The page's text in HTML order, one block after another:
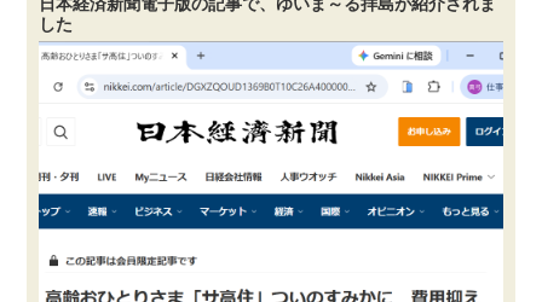
日本経済新聞電子版の記事で、ゆいま～る拝島が紹介されま
した